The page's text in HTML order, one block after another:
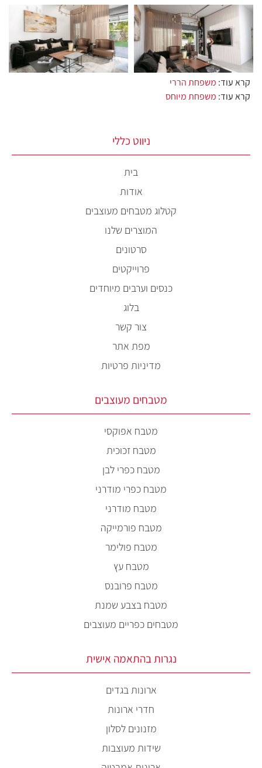
קרא עוד: משפחת הררי
קרא עוד: משפחת מיוחס
ניווט כללי
בית
אודות
קטלוג מטבחים מעוצבים
המוצרים שלנו
סרטונים
פרוייקטים
כנסים וערבים מיוחדים
בלוג
צור קשר
מפת אתר
מדיניות פרטיות
מטבחים מעוצבים
מטבח אפוקסי
מטבח זכוכית
מטבח כפרי לבן
מטבח כפרי מודרני
מטבח מודרני
מטבח פורמייקה
מטבח פולימר
מטבח עץ
מטבח פרובנס
מטבח בצבע שמנת
מטבחים כפריים מעוצבים
נגרות בהתאמה אישית
ארונות בגדים
חדרי ארונות
מזנונים לסלון
שידות מעוצבות